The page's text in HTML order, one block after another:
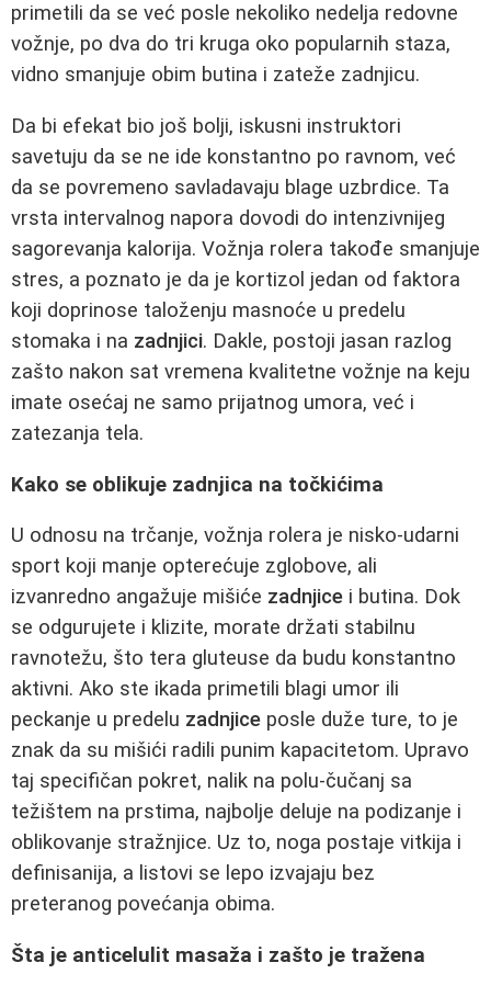
primetili da se već posle nekoliko nedelja redovne
vožnje, po dva do tri kruga oko popularnih staza,
vidno smanjuje obim butina i zateže zadnjicu.
Da bi efekat bio još bolji, iskusni instruktori
savetuju da se ne ide konstantno po ravnom, već
da se povremeno savladavaju blage uzbrdice. Ta
vrsta intervalnog napora dovodi do intenzivnijeg
sagorevanja kalorija. Vožnja rolera takođe smanjuje
stres, a poznato je da je kortizol jedan od faktora
koji doprinose taloženju masnoće u predelu
stomaka i na zadnjici. Dakle, postoji jasan razlog
zašto nakon sat vremena kvalitetne vožnje na keju
imate osećaj ne samo prijatnog umora, već i
zatezanja tela.
Kako se oblikuje zadnjica na točkićima
U odnosu na trčanje, vožnja rolera je nisko-udarni
sport koji manje opterećuje zglobove, ali
izvanredno angažuje mišiće zadnjice i butina. Dok
se odgurujete i klizite, morate držati stabilnu
ravnotežu, što tera gluteuse da budu konstantno
aktivni. Ako ste ikada primetili blagi umor ili
peckanje u predelu zadnjice posle duže ture, to je
znak da su mišići radili punim kapacitetom. Upravo
taj specifičan pokret, nalik na polu-čučanj sa
težištem na prstima, najbolje deluje na podizanje i
oblikovanje stražnjice. Uz to, noga postaje vitkija i
definisanija, a listovi se lepo izvajaju bez
preteranog povećanja obima.
Šta je anticelulit masaža i zašto je tražena